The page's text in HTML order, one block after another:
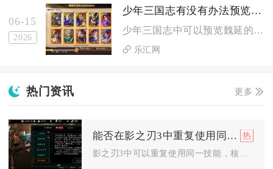
06-15
2026
少年三国志有没有办法预览魏延的不同变装效果
少年三国志中可以预览魏延的不同变装效果，核心通过武将详情页、...
乐汇网
热门资讯 更多
能否在影之刃3中重复使用同一技能